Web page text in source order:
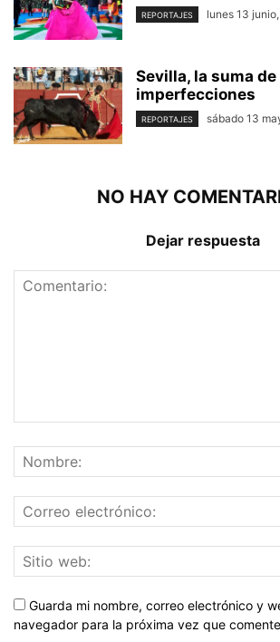
REPORTAJES lunes 13
Sevilla, la suma
imperfecciones
REPORTAJES sábado 13
NO HAY
Dejar respuesta
Guarda mi nombre, correo electrónico y
navegador para la próxima vez que